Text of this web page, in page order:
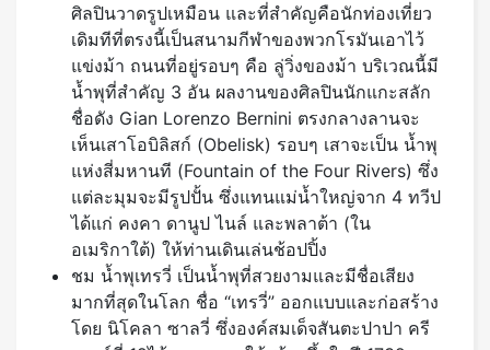
ศิลปินวาดรูปเหมือน และที่สำคัญคือนักท่องเที่ยว
เดิมทีที่ตรงนี้เป็นสนามกีฬาของพวกโรมันเอาไว้
แข่งม้า ถนนที่อยู่รอบๆ คือ ลู่วิ่งของม้า บริเวณนี้มี
น้ำพุที่สำคัญ 3 อัน ผลงานของศิลปินนักแกะสลัก
ชื่อดัง Gian Lorenzo Bernini ตรงกลางลานจะ
เห็นเสาโอบิลิสก์ (Obelisk) รอบๆ เสาจะเป็น น้ำพุ
แห่งสี่มหานที (Fountain of the Four Rivers) ซึ่ง
แต่ละมุมจะมีรูปปั้น ซึ่งแทนแม่น้ำใหญ่จาก 4 ทวีป
ได้แก่ คงคา ดานูป ไนล์ และพลาต้า (ใน
อเมริกาใต้) ให้ท่านเดินเล่นช้อปปิ้ง
ชม น้ำพุเทรวี่ เป็นน้ำพุที่สวยงามและมีชื่อเสียง
มากที่สุดในโลก ชื่อ “เทรวี่” ออกแบบและก่อสร้าง
โดย นิโคลา ซาลวี่ ซึ่งองค์สมเด็จสันตะปาปา ครี